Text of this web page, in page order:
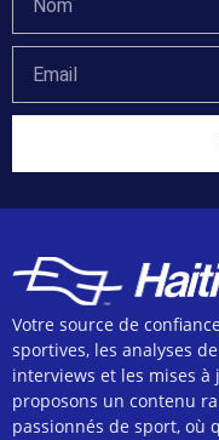
Votre source de
sportives, les analyses
interviews et les mises
proposons un contenu
passionnés de sport, où